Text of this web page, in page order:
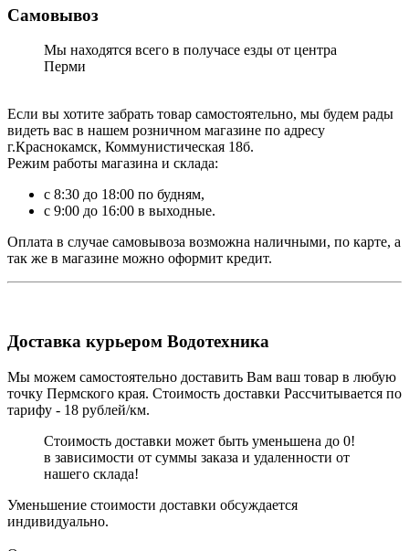
Самовывоз
Мы находятся всего в получасе езды от центра
Перми
Если вы хотите забрать товар самостоятельно, мы будем рады
видеть вас в нашем розничном магазине по адресу
г.Краснокамск, Коммунистическая 18б.
Режим работы магазина и склада:
с 8:30 до 18:00 по будням,
с 9:00 до 16:00 в выходные.
Оплата в случае самовывоза возможна наличными, по карте, а
так же в магазине можно оформит кредит.
Доставка курьером Водотехника
Мы можем самостоятельно доставить Вам ваш товар в любую
точку Пермского края. Стоимость доставки Рассчитывается по
тарифу - 18 рублей/км.
Стоимость доставки может быть уменьшена до 0!
в зависимости от суммы заказа и удаленности от
нашего склада!
Уменьшение стоимости доставки обсуждается
индивидуально.